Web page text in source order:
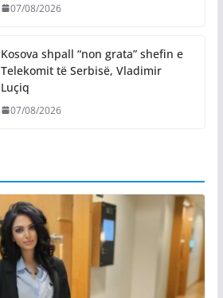
07/08/2026
Kosova shpall “non grata” shefin e
Telekomit të Serbisë, Vladimir
Luçiq
07/08/2026